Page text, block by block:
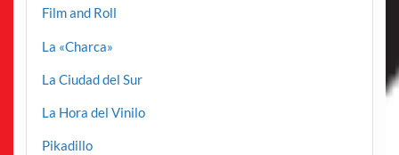
Film and Roll
La «Charca»
La Ciudad del Sur
La Hora del Vinilo
Pikadillo